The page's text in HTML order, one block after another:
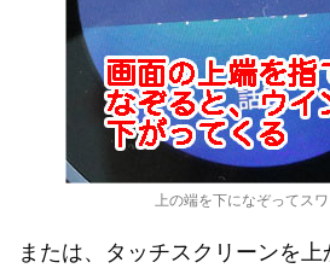
上の端を下になぞってス
または、タッチスクリーンを上